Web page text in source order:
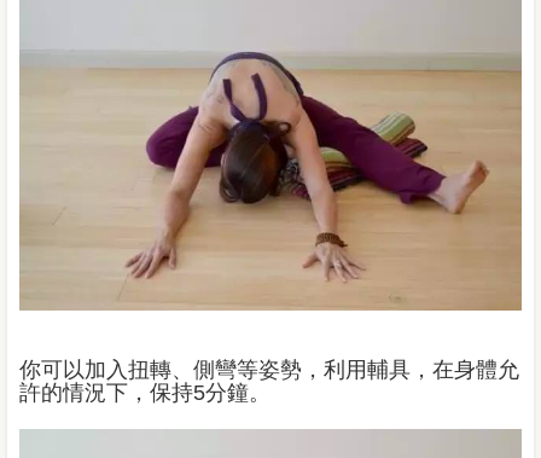
你可以加入扭轉、側彎等姿勢，利用輔具，在身體允
許的情況下，保持5分鐘。